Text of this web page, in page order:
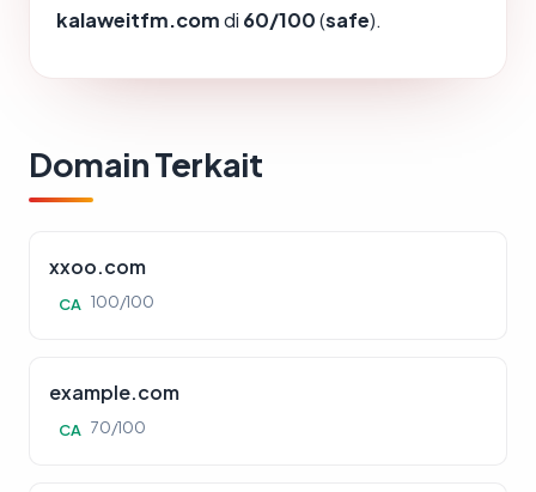
kalaweitfm.comdi 60/100(safe).
Domain Terkait
xxoo.com
CA 100/100
example.com
CA 70/100